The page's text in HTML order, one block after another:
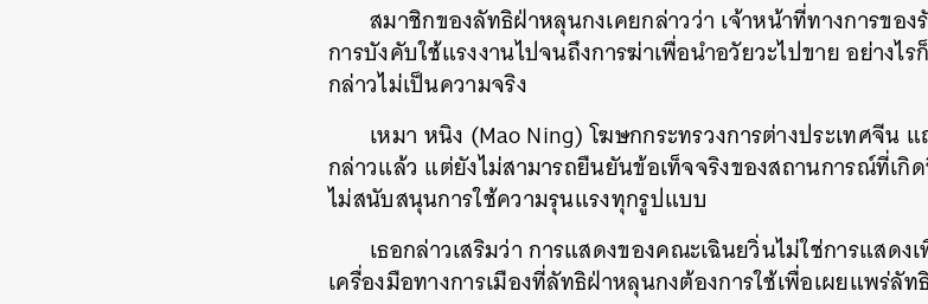
สมาชิกของลัทธิฝ่าหลุนกงเคยกล่าวว่า เจ้าหน้าที่ทางการขอ
การบังคับใช้แรงงานไปจนถึงการฆ่าเพื่อนำอวัยวะไปขาย อย่างไ
กล่าวไม่เป็นความจริง
เหมา หนิง (Mao Ning) โฆษกกระทรวงการต่างประเทศจีน
กล่าวแล้ว แต่ยังไม่สามารถยืนยันข้อเท็จจริงของสถานการณ์ที่เ
ไม่สนับสนุนการใช้ความรุนแรงทุกรูปแบบ
เธอกล่าวเสริมว่า การแสดงของคณะเฉินยวิ่นไม่ใช่การแส
เครื่องมือทางการเมืองที่ลัทธิฝ่าหลุนกงต้องการใช้เพื่อเผยแพร่ลั
SHARE TWEET LINE